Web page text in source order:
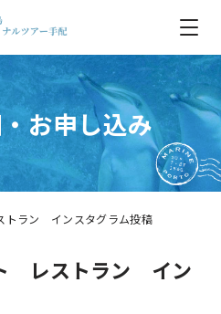
お申し込み
ラン インスタグラム投稿
レストラン イン